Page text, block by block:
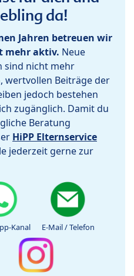
da!
Jahren betreuen wir
mehr aktiv. Neue
sind nicht mehr
wertvollen Beiträge der
jedoch bestehen
zugänglich. Damit du
Beratung
HiPP Elternservice
jederzeit gerne zur
Kanal E-Mail / Telefon